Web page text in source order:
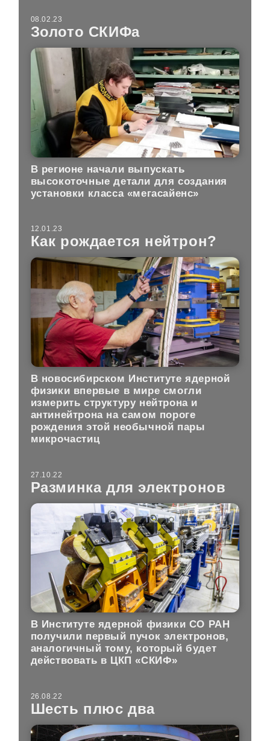
08.02.23
Золото СКИФа
В регионе начали выпускать
высокоточные детали для создания
установки класса «мегасайенс»
12.01.23
Как рождается нейтрон?
В новосибирском Институте ядерной
физики впервые в мире смогли
измерить структуру нейтрона и
антинейтрона на самом пороге
рождения этой необычной пары
микрочастиц
27.10.22
Разминка для электронов
В Институте ядерной физики СО РАН
получили первый пучок электронов,
аналогичный тому, который будет
действовать в ЦКП «СКИФ»
26.08.22
Шесть плюс два